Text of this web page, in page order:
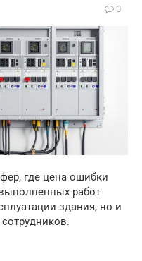
0
где цена ошибки
работ
здания, но и